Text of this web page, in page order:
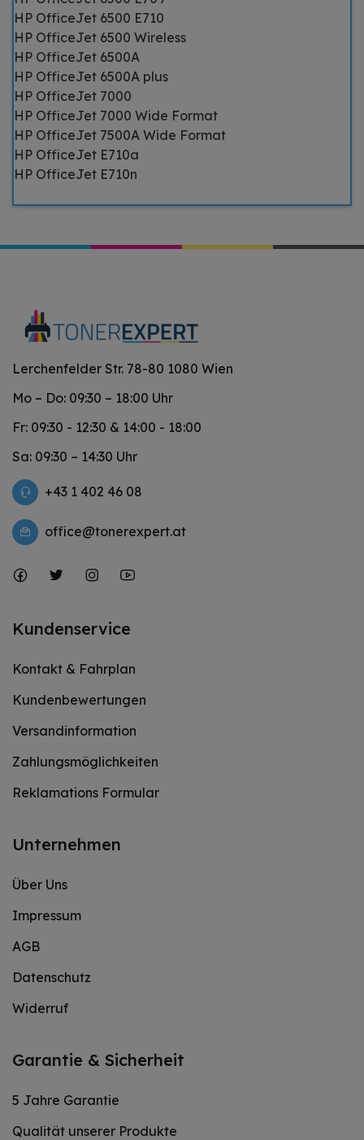
HP OfficeJet 6500 E710
HP OfficeJet 6500 Wireless
HP OfficeJet 6500A
HP OfficeJet 6500A plus
HP OfficeJet 7000
HP OfficeJet 7000 Wide Format
HP OfficeJet 7500A Wide Format
HP OfficeJet E710a
HP OfficeJet E710n
Lerchenfelder Str. 78-80 1080 Wien
Mo – Do: 09:30 – 18:00 Uhr
Fr: 09:30 - 12:30 & 14:00 - 18:00
Sa: 09:30 – 14:30 Uhr
+43 1 402 46 08
office@tonerexpert.at
Kundenservice
Kontakt & Fahrplan
Kundenbewertungen
Versandinformation
Zahlungsmöglichkeiten
Reklamations Formular
Unternehmen
Über Uns
Impressum
AGB
Datenschutz
Widerruf
Garantie & Sicherheit
5 Jahre Garantie
Qualität unserer Produkte